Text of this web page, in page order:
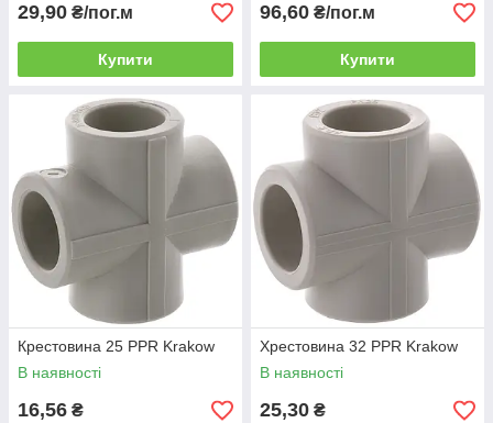
29,90 ₴/пог.м
Купити
96,60 ₴/пог.м
Купити
Крестовина 25 PPR Krakow
В наявності
16,56 ₴
Хрестовина 32 PPR Krakow
В наявності
25,30 ₴